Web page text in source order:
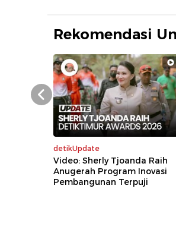
Rekomendasi
detikUpdate
Video: Sherly Tjoanda Raih
Anugerah Program Inovasi
Pembangunan Terpuji
Prev